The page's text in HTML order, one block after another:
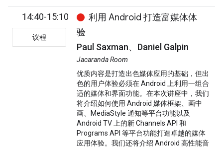
14:40-15:10
议程
利用 Android 打造富媒体体
验
Paul Saxman、Daniel Galpin
Jacaranda Room
优质内容是打造出色媒体应用的基础，但出
色的用户体验必须在 Android 上利用一组合
适的媒体和界面功能。在本次讲座中，我们
将介绍如何使用 Android 媒体框架、画中
画、MediaStyle 通知等平台功能以及
Android TV 上的新 Channels API 和
Programs API 等平台功能打造卓越的媒体
应用体验。我们还将介绍 Android 高性能音